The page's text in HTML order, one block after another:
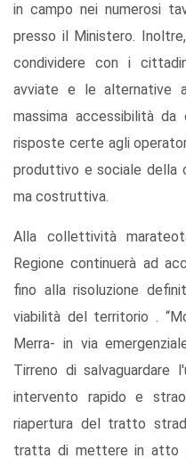
in campo nei numerosi
presso il Ministero.
condividere con i
avviate e le alternative
massima accessibilità
risposte certe agli
produttivo e sociale della
ma costruttiva.
Alla collettività
Regione continuerà ad
fino alla risoluzione
viabilità del territorio .
Merra- in via
Tirreno di salvaguardare
intervento rapido e
riapertura del tratto
tratta di mettere in atto